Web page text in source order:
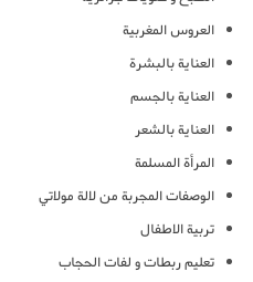
العروس المغربية
العناية بالبشرة
العناية بالجسم
العناية بالشعر
المرأة المسلمة
الوصفات المجربة من لالة مولاتي
تربية الاطفال
تعليم ربطات و لفات الحجاب